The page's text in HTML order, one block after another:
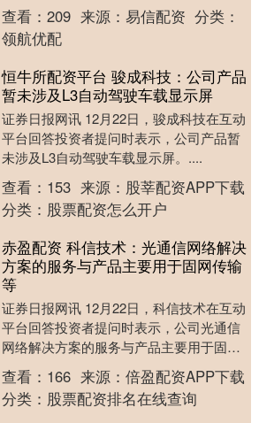
有及产业背景，可为公司在产业资源、市
场开拓、政....
查看： 209 来源： 易信配资 分类：
领航优配
恒牛所配资平台 骏成科技：公司产品
暂未涉及L3自动驾驶车载显示屏
证券日报网讯 12月22日，骏成科技在互动
平台回答投资者提问时表示，公司产品暂
未涉及L3自动驾驶车载显示屏。....
查看： 153 来源： 股莘配资APP下载
分类： 股票配资怎么开户
赤盈配资 科信技术：光通信网络解决
方案的服务与产品主要用于固网传输
等
证券日报网讯 12月22日，科信技术在互动
平台回答投资者提问时表示，公司光通信
网络解决方案的服务与产品主要用于固网
传输等，占公司销售收入比例较低，具体
业务收入金....
查看： 166 来源： 倍盈配资APP下载
分类： 股票配资排名在线查询